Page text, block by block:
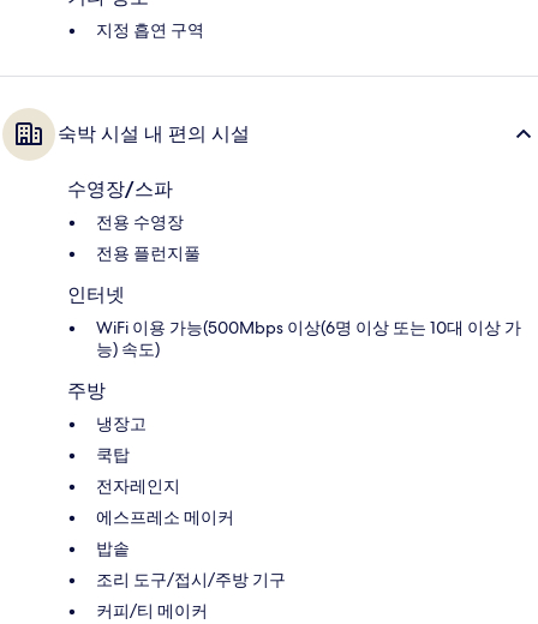
지정 흡연 구역
숙박 시설 내 편의 시설
수영장/스파
전용 수영장
전용 플런지풀
인터넷
WiFi 이용 가능(500Mbps 이상(6명 이상 또는 10대 이상 가
능) 속도)
주방
냉장고
쿡탑
전자레인지
에스프레소 메이커
밥솥
조리 도구/접시/주방 기구
커피/티 메이커